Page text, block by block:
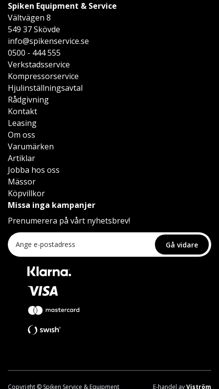
Spiken Equipment & Service
Vältvägen 8
549 37 Skövde
info@spikenservice.se
0500 - 444 555
Verkstadsservice
Kompressorservice
Hjulinställningsavtal
Rådgivning
Kontakt
Leasing
Om oss
Varumärken
Artiklar
Jobba hos oss
Mässor
Köpvillkor
Missa inga kampanjer
Prenumerera på vårt nyhetsbrev!
Gå vidare
Copyright © Spiken Service & Equipment E-handel avViström